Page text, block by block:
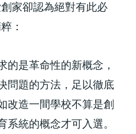
家卻認為絕對有此必
：
的是革命性的新概念，
問題的方法，足以徹底
改造一間學校不算是創
系統的概念才可入選。